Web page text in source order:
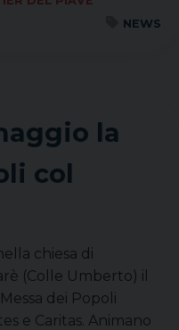
NEWS
la
col
chiesa di
(Colle Umberto) il
dei Popoli
e Caritas. Animano